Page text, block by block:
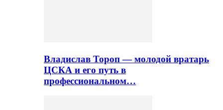
Владислав Тороп — молодой вратарь
ЦСКА и его путь в
профессиональном…